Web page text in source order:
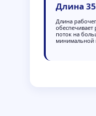
Длина
Длина
поток на
минимальной